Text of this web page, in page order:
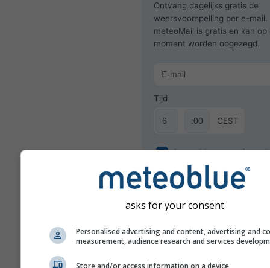
Ontvang dagelijks gratis de
weersvoorspelling per e-mail.
meteoMail is gratis en kan op
moment worden opgezegd.
Tijd
CEST
Aanmelden voor
asks for your consent
Personalised advertising and content, advertising and
measurement, audience research and services
Store and/or access information on a device